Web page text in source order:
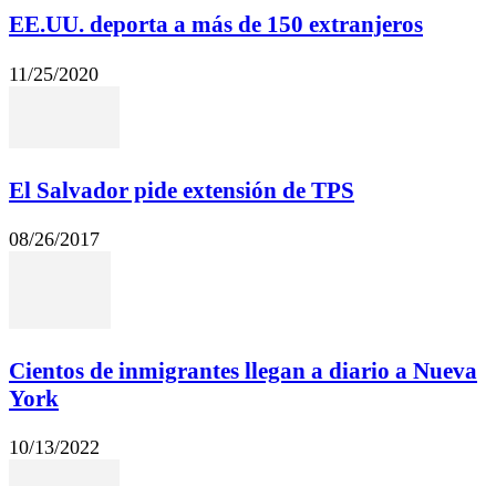
EE.UU. deporta a más de 150 extranjeros
11/25/2020
El Salvador pide extensión de TPS
08/26/2017
Cientos de inmigrantes llegan a diario a Nueva
York
10/13/2022